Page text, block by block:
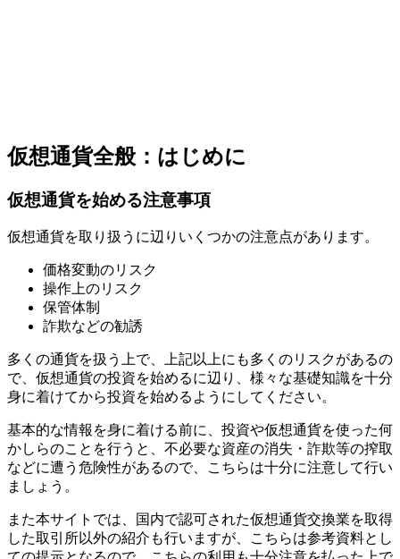
仮想通貨全般：はじめに
仮想通貨を始める注意事項
仮想通貨を取り扱うに辺りいくつかの注意点があります。
価格変動のリスク
操作上のリスク
保管体制
詐欺などの勧誘
多くの通貨を扱う上で、上記以上にも多くのリスクがあるの
で、仮想通貨の投資を始めるに辺り、様々な基礎知識を十分
身に着けてから投資を始めるようにしてください。
基本的な情報を身に着ける前に、投資や仮想通貨を使った何
かしらのことを行うと、不必要な資産の消失・詐欺等の搾取
などに遭う危険性があるので、こちらは十分に注意して行い
ましょう。
また本サイトでは、国内で認可された仮想通貨交換業を取得
した取引所以外の紹介も行いますが、こちらは参考資料とし